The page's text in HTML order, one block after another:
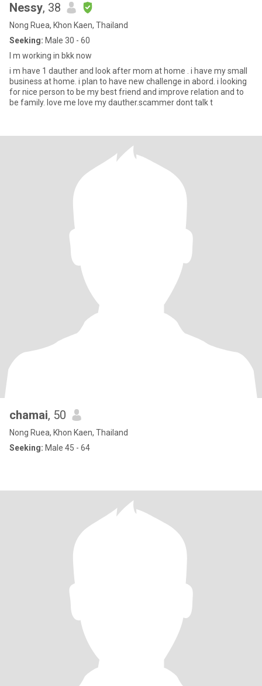
Nessy, 38
Nong Ruea, Khon Kaen, Thailand
Seeking: Male 30 - 60
I m working in bkk now
i m have 1 dauther and look after mom at home . i have my small
business at home. i plan to have new challenge in abord. i looking
for nice person to be my best friend and improve relation and to
be family. love me love my dauther.scammer dont talk t
chamai, 50
Nong Ruea, Khon Kaen, Thailand
Seeking: Male 45 - 64